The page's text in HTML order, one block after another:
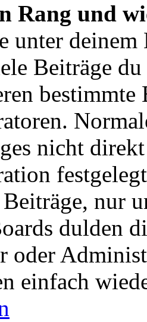
Rang und
unter deinem
Beiträge
bestimmte
nicht
nur
dulden
oder
einfach